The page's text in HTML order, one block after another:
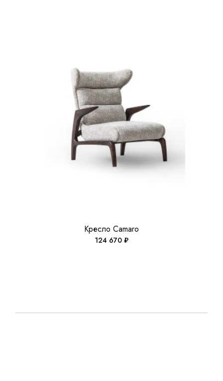
Кресло Camaro
124 670 ₽